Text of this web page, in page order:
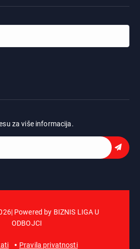
za više informacija.
Powered by BIZNIS LIGA U
ODBOJCI
Pravila privatnosti